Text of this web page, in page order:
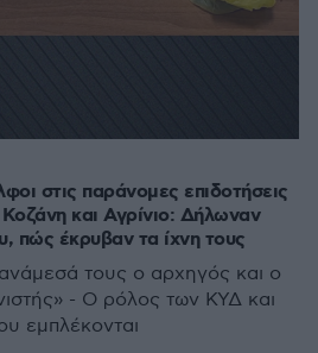
στις παράνομες επιδοτήσεις
και Αγρίνιο: Δήλωναν
πώς έκρυβαν τα ίχνη τους
τους ο αρχηγός και ο
- Ο ρόλος των ΚΥΔ και
εμπλέκονται